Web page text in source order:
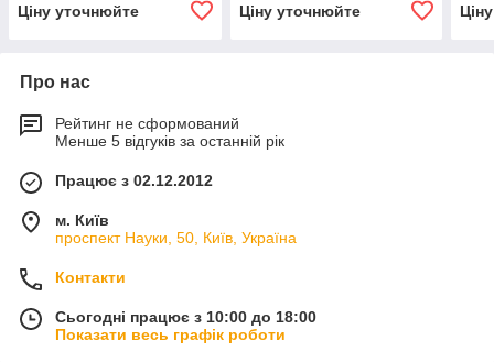
Ціну уточнюйте
Ціну уточнюйте
Про нас
Рейтинг не сформований
Менше 5 відгуків за останній рік
Працює з 02.12.2012
м. Київ
проспект Науки, 50, Київ, Україна
Контакти
Сьогодні працює з 10:00 до 18:00
Показати весь графік роботи